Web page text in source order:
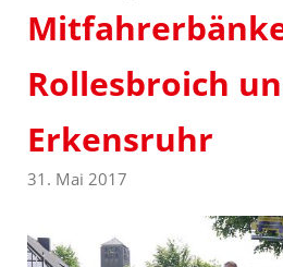
Rollesbroich
Erkensruhr
31. Mai 2017